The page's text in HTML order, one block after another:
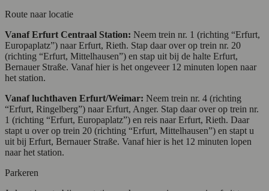
Route naar locatie
Vanaf Erfurt Centraal Station: Neem trein nr. 1 (richting “Erfurt,
Europaplatz”) naar Erfurt, Rieth. Stap daar over op trein nr. 20
(richting “Erfurt, Mittelhausen”) en stap uit bij de halte Erfurt,
Bernauer Straße. Vanaf hier is het ongeveer 12 minuten lopen naar
het station.
Vanaf luchthaven Erfurt/Weimar: Neem trein nr. 4 (richting
“Erfurt, Ringelberg”) naar Erfurt, Anger. Stap daar over op trein nr.
1 (richting “Erfurt, Europaplatz”) en reis naar Erfurt, Rieth. Daar
stapt u over op trein 20 (richting “Erfurt, Mittelhausen”) en stapt u
uit bij Erfurt, Bernauer Straße. Vanaf hier is het 12 minuten lopen
naar het station.
Parkeren